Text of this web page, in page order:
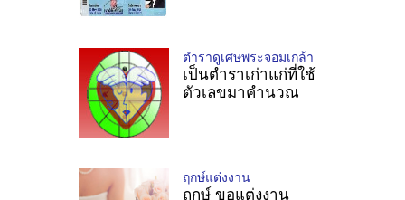
ตำราดูเศษพระจอมเกล้า
เป็นตำราเก่าแก่ที่ใช้
ตัวเลขมาคำนวณ
ฤกษ์แต่งงาน
ฤกษ์ ขอแต่งงาน